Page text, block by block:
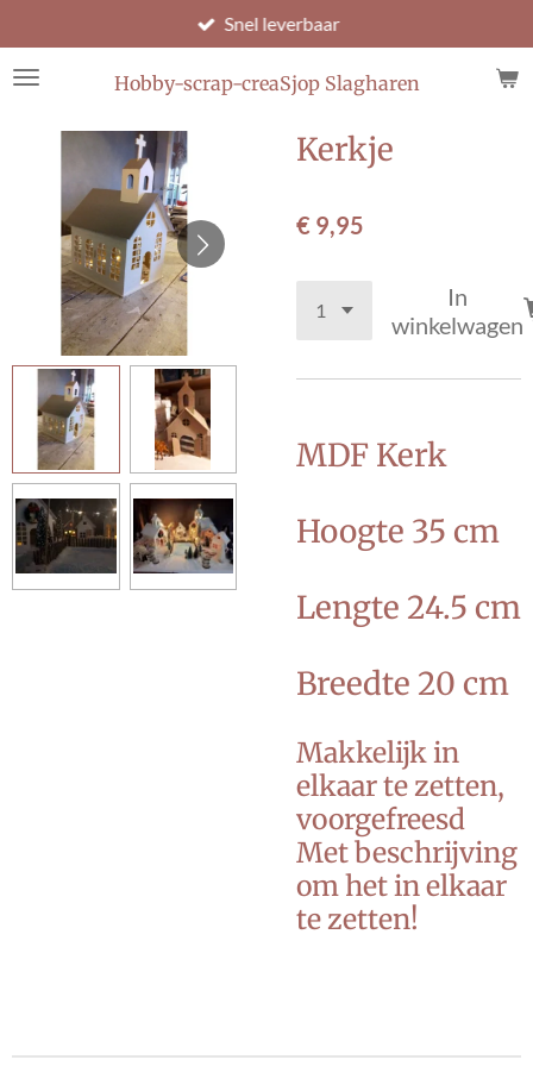
direct
naar
hoofdinhoud
Hobby-scrap-creaSjop Slagharen
Snel leverbaar
Kerkje
€ 9,95
In
winkelwagen
MDF Kerk
Hoogte 35 cm
Lengte 24.5 cm
Breedte 20 cm
Makkelijk in
elkaar te zetten,
voorgefreesd
Met beschrijving
om het in elkaar
te zetten!